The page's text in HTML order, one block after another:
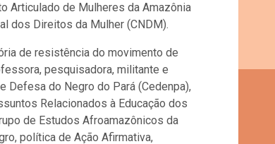
Articulado de Mulheres da Amazônia
dos Direitos da Mulher (CNDM).
de resistência do movimento de
pesquisadora, militante e
Defesa do Negro do Pará (Cedenpa),
Relacionados à Educação dos
de Estudos Afroamazônicos da
política de Ação Afirmativa,